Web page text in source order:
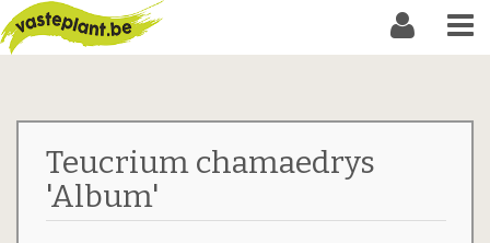
Teucrium chamaedrys
'Album'